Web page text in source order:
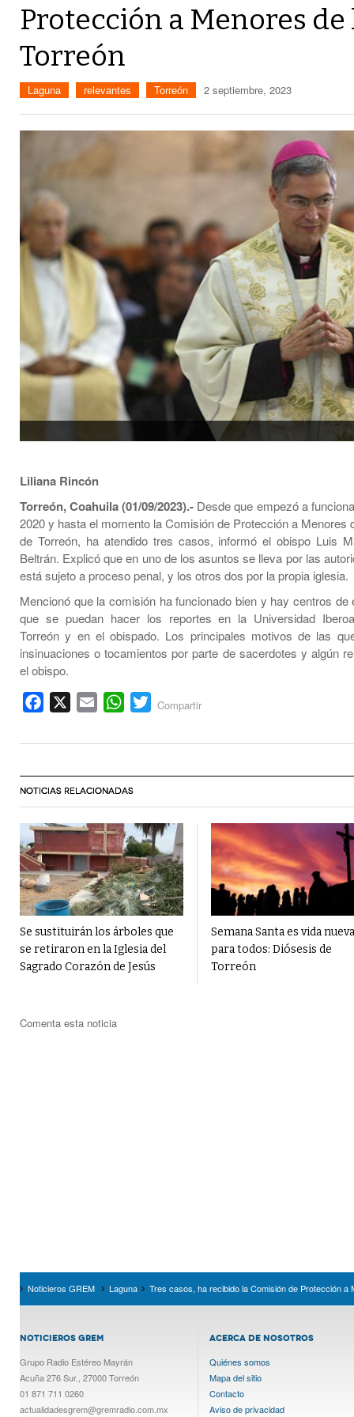
Protección a Menores de
Torreón
Laguna relevantes Torreón 2 septiembre, 2023
Liliana Rincón
Torreón, Coahuila (01/09/2023).- Desde que empezó a
2020 y hasta el momento la Comisión de Protección a Menores
de Torreón, ha atendido tres casos, informó el obispo Luis
Beltrán. Explicó que en uno de los asuntos se lleva por las
está sujeto a proceso penal, y los otros dos por la propia iglesia.
Mencionó que la comisión ha funcionado bien y hay centros de
que se puedan hacer los reportes en la Universidad
Torreón y en el obispado. Los principales motivos de las
insinuaciones o tocamientos por parte de sacerdotes y algún
el obispo.
Facebook Email WhatsApp
Twitter
Compartir
NOTICIAS RELACIONADAS
Se sustituirán los árboles que
se retiraron en la Iglesia del
Sagrado Corazón de Jesús
Semana Santa es vida nueva
para todos: Diósesis de
Torreón
Comenta esta noticia
Noticieros GREM Laguna Tres casos, ha recibido la Comisión de Protección a
NOTICIEROS GREM
Grupo Radio Estéreo Mayrán
Acuña 276 Sur., 27000 Torreón
01 871 711 0260
actualidadesgrem@gremradio.com.mx
ACERCA DE NOSOTROS
Quiénes somos
Mapa del sitio
Contacto
Aviso de privacidad